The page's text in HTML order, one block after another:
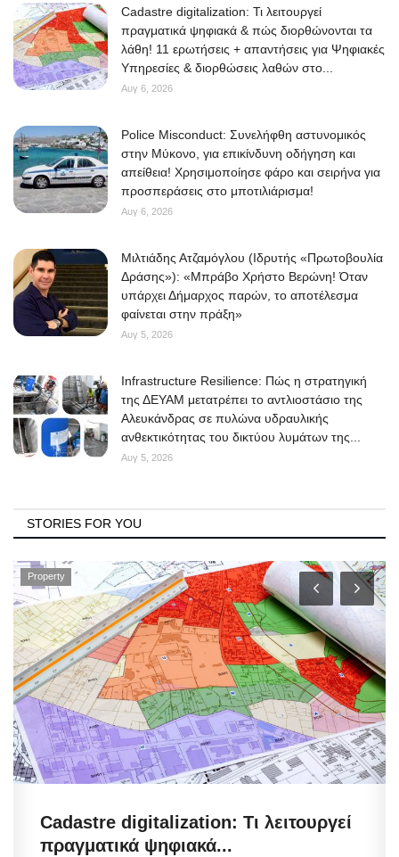
Cadastre digitalization: Τι λειτουργεί
πραγματικά ψηφιακά & πώς διορθώνονται τα
λάθη! 11 ερωτήσεις + απαντήσεις για Ψηφιακές
Υπηρεσίες & διορθώσεις λαθών στο...
Αυγ 6, 2026
Police Misconduct: Συνελήφθη αστυνομικός
στην Μύκονο, για επικίνδυνη οδήγηση και
απείθεια! Χρησιμοποίησε φάρο και σειρήνα για
προσπεράσεις στο μποτιλιάρισμα!
Αυγ 6, 2026
Μιλτιάδης Ατζαμόγλου (Ιδρυτής «Πρωτοβουλία
Δράσης»): «Μπράβο Χρήστο Βερώνη! Όταν
υπάρχει Δήμαρχος παρών, το αποτέλεσμα
φαίνεται στην πράξη»
Αυγ 5, 2026
Infrastructure Resilience: Πώς η στρατηγική
της ΔΕΥΑΜ μετατρέπει το αντλιοστάσιο της
Αλευκάνδρας σε πυλώνα υδραυλικής
ανθεκτικότητας του δικτύου λυμάτων της...
Αυγ 5, 2026
STORIES FOR YOU
Property
Cadastre digitalization: Τι λειτουργεί
πραγματικά ψηφιακά...